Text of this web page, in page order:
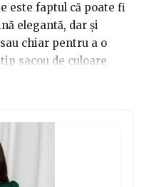
este faptul că poate fi
elegantă, dar și
chiar pentru a o
sacou de culoare
de pantofi de
cu inele și o
perfect acest outfit